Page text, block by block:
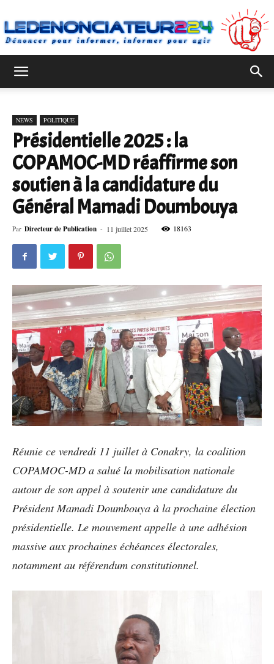
NEWS POLITIQUE
Présidentielle 2025 : la
COPAMOC-MD réaffirme son
soutien à la candidature du
Général Mamadi Doumbouya
Par Directeur de Publication - 11 juillet 2025 18163
Réunie ce vendredi 11 juillet à Conakry, la coalition
COPAMOC-MD a salué la mobilisation nationale
autour de son appel à soutenir une candidature du
Président Mamadi Doumbouya à la prochaine élection
présidentielle. Le mouvement appelle à une adhésion
massive aux prochaines échéances électorales,
notamment au référendum constitutionnel.